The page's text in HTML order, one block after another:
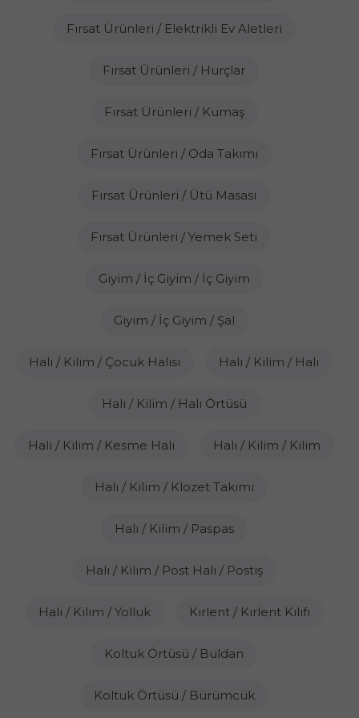
Fırsat Ürünleri / Elektrikli Ev Aletleri
Fırsat Ürünleri / Hurçlar
Fırsat Ürünleri / Kumaş
Fırsat Ürünleri / Oda Takımı
Fırsat Ürünleri / Ütü Masası
Fırsat Ürünleri / Yemek Seti
Giyim / İç Giyim / İç Giyim
Giyim / İç Giyim / Şal
Halı / Kilim / Çocuk Halısı Halı / Kilim / Halı
Halı / Kilim / Halı Örtüsü
Halı / Kilim / Kesme Halı Halı / Kilim / Kilim
Halı / Kilim / Klozet Takımı
Halı / Kilim / Paspas
Halı / Kilim / Post Halı / Postiş
Halı / Kilim / Yolluk Kırlent / Kırlent Kılıfı
Koltuk Örtüsü / Buldan
Koltuk Örtüsü / Bürümcük